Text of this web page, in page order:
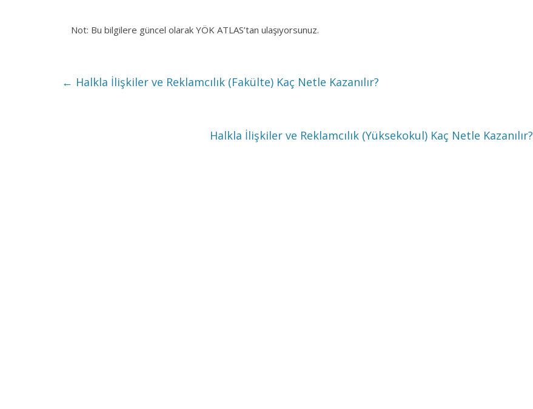
Not: Bu bilgilere güncel olarak YÖK ATLAS’tan ulaşıyorsunuz.
← Halkla İlişkiler ve Reklamcılık (Fakülte) Kaç Netle Kazanılır?
Halkla İlişkiler ve Reklamcılık (Yüksekokul) Kaç Netle Kazanılır?